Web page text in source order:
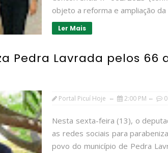
objeto a reforma e ampliação da
Ler Mais
Pedra Lavrada pelos 66
Portal Picuí Hoje 2:00 PM 0
Nesta sexta-feira (13), o
as redes sociais para
povo do município de Pedra